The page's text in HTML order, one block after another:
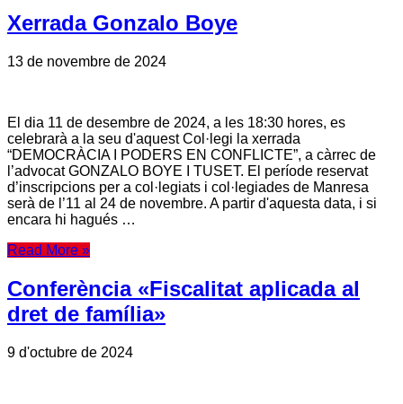
Xerrada Gonzalo Boye
13 de novembre de 2024
El dia 11 de desembre de 2024, a les 18:30 hores, es
celebrarà a la seu d'aquest Col·legi la xerrada
“DEMOCRÀCIA I PODERS EN CONFLICTE”, a càrrec de
l’advocat GONZALO BOYE I TUSET. El període reservat
d’inscripcions per a col·legiats i col·legiades de Manresa
serà de l’11 al 24 de novembre. A partir d'aquesta data, i si
encara hi hagués …
Read More »
Conferència «Fiscalitat aplicada al
dret de família»
9 d'octubre de 2024